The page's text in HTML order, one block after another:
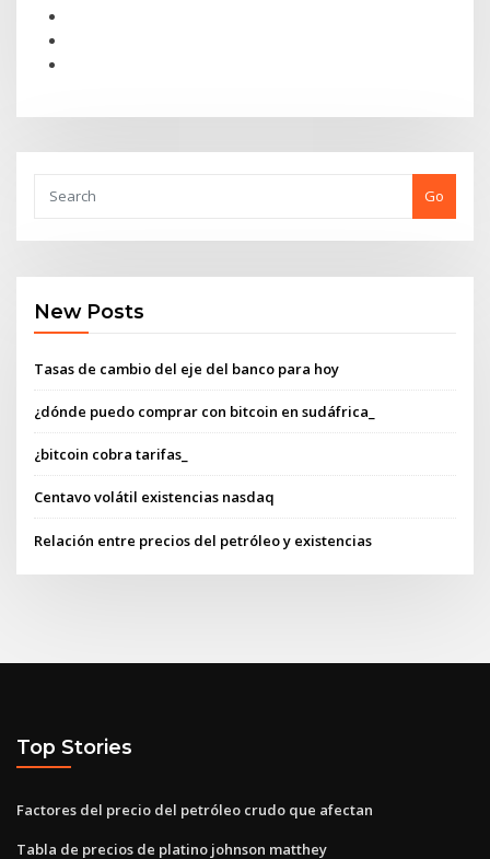
Go
New Posts
Tasas de cambio del eje del banco para hoy
¿dónde puedo comprar con bitcoin en sudáfrica_
¿bitcoin cobra tarifas_
Centavo volátil existencias nasdaq
Relación entre precios del petróleo y existencias
Top Stories
Factores del precio del petróleo crudo que afectan
Tabla de precios de platino johnson matthey